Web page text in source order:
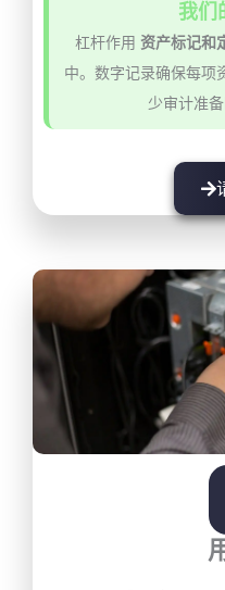
我们
杠杆作用 资产标记和
中。数字记录确保每项
少审计准